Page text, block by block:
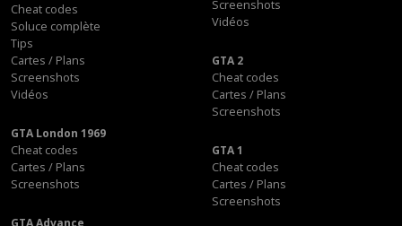
Screenshots
Vidéos
Cheat codes
Soluce complète
Tips
Cartes / Plans
Screenshots
Vidéos
GTA 2
Cheat codes
Cartes / Plans
Screenshots
GTA London 1969
Cheat codes
Cartes / Plans
Screenshots
GTA 1
Cheat codes
Cartes / Plans
Screenshots
GTA Advance